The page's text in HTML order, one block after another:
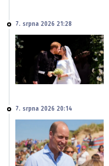
7. srpna 2026 21:28
7. srpna 2026 20:14